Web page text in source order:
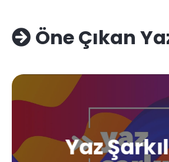
Öne Çıkan
Yaz